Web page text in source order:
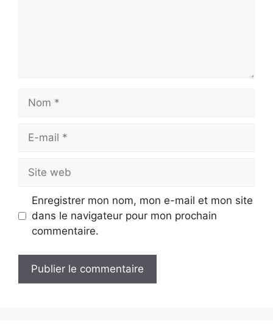
Nom
Site
web
Enregistrer mon nom, mon e-mail et mon site
dans le navigateur pour mon prochain
commentaire.